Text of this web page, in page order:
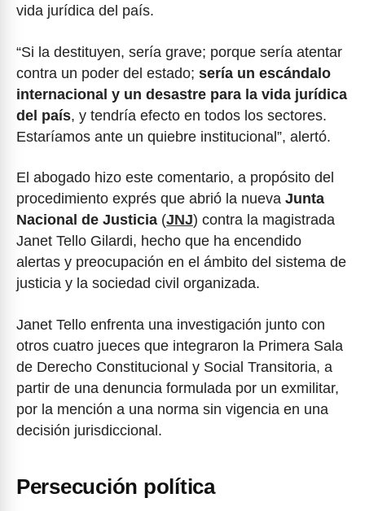
vida jurídica del país.
“Si la destituyen, sería grave; porque sería atentar
contra un poder del estado; sería un escándalo
internacional y un desastre para la vida jurídica
del país, y tendría efecto en todos los sectores.
Estaríamos ante un quiebre institucional”, alertó.
El abogado hizo este comentario, a propósito del
procedimiento exprés que abrió la nueva Junta
Nacional de Justicia (JNJ) contra la magistrada
Janet Tello Gilardi, hecho que ha encendido
alertas y preocupación en el ámbito del sistema de
justicia y la sociedad civil organizada.
Janet Tello enfrenta una investigación junto con
otros cuatro jueces que integraron la Primera Sala
de Derecho Constitucional y Social Transitoria, a
partir de una denuncia formulada por un exmilitar,
por la mención a una norma sin vigencia en una
decisión jurisdiccional.
Persecución política